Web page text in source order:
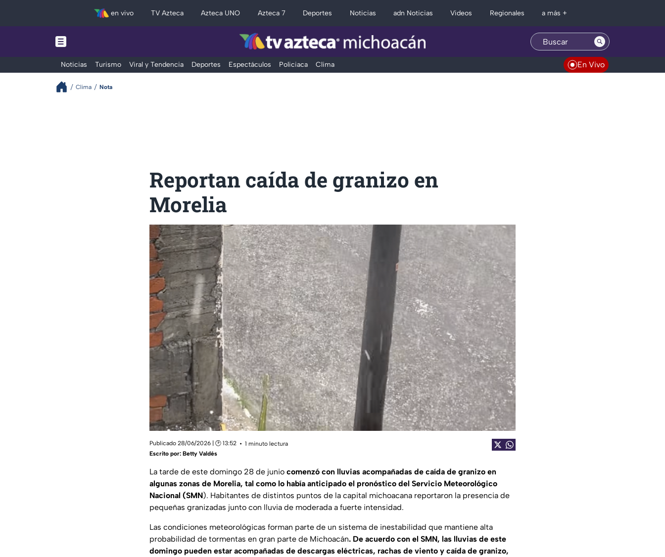
en vivo TV Azteca Azteca UNO Azteca 7 Deportes Noticias adn Noticias Videos Regionales a más +
Noticias Turismo Viral y Tendencia Deportes Espectáculos Policiaca Clima En Vivo
Clima Nota
Reportan caída de granizo en
Morelia
Publicado 28/06/2026 | 🕑 13:52
1 minuto lectura
Escrito por: Betty Valdés
La tarde de este domingo 28 de junio comenzó con lluvias acompañadas de caída de granizo en
algunas zonas de Morelia, tal como lo había anticipado el pronóstico del Servicio Meteorológico
Nacional (SMN). Habitantes de distintos puntos de la capital michoacana reportaron la presencia de
pequeñas granizadas junto con lluvia de moderada a fuerte intensidad.
Las condiciones meteorológicas forman parte de un sistema de inestabilidad que mantiene alta
probabilidad de tormentas en gran parte de Michoacán. De acuerdo con el SMN, las lluvias de este
domingo pueden estar acompañadas de descargas eléctricas, rachas de viento y caída de granizo,